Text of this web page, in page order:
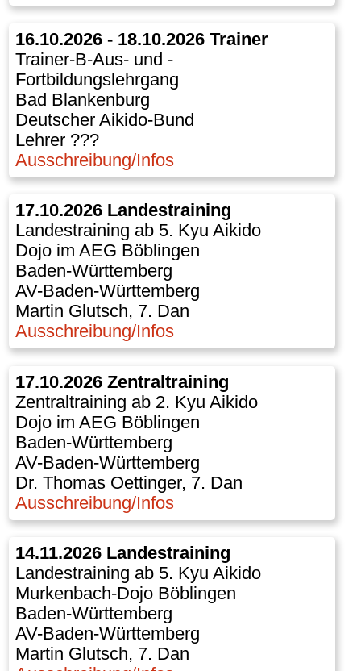
16.10.2026 - 18.10.2026 Trainer
Trainer-B-Aus- und -
Fortbildungslehrgang
Bad Blankenburg
Deutscher Aikido-Bund
Lehrer ???
Ausschreibung/Infos
17.10.2026 Landestraining
Landestraining ab 5. Kyu Aikido
Dojo im AEG Böblingen
Baden-Württemberg
AV-Baden-Württemberg
Martin Glutsch, 7. Dan
Ausschreibung/Infos
17.10.2026 Zentraltraining
Zentraltraining ab 2. Kyu Aikido
Dojo im AEG Böblingen
Baden-Württemberg
AV-Baden-Württemberg
Dr. Thomas Oettinger, 7. Dan
Ausschreibung/Infos
14.11.2026 Landestraining
Landestraining ab 5. Kyu Aikido
Murkenbach-Dojo Böblingen
Baden-Württemberg
AV-Baden-Württemberg
Martin Glutsch, 7. Dan